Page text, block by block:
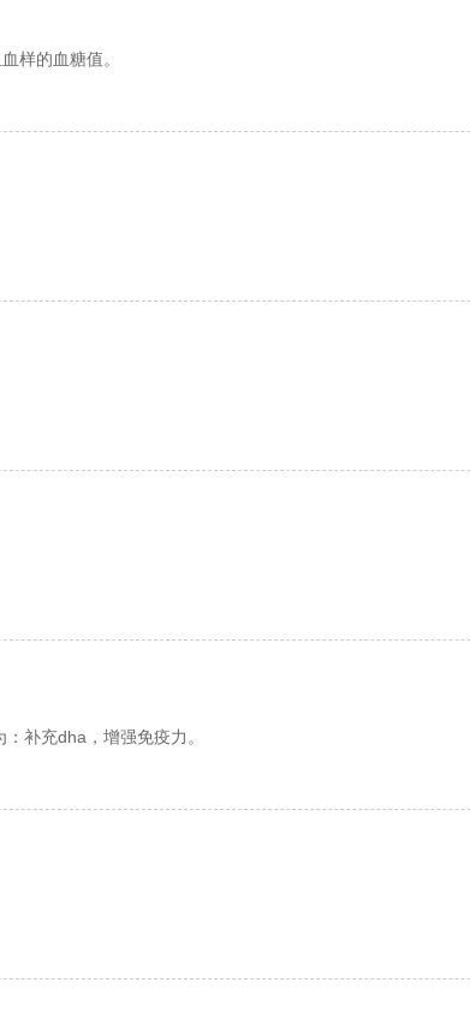
样的血糖值。
补充dha，增强免疫力。